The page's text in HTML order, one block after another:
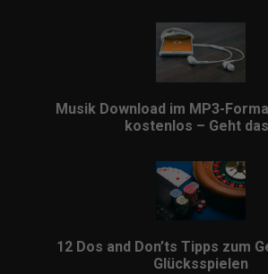
Musik Download im MP3-
kostenlos – Geht
12 Dos and Don’ts Tipps zum
Glücksspielen